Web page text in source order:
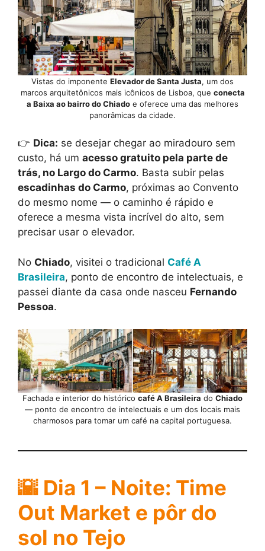
Vistas do imponente Elevador de Santa Justa, um dos
marcos arquitetônicos mais icônicos de Lisboa, que conecta
a Baixa ao bairro do Chiado e oferece uma das melhores
panorâmicas da cidade.
👉 Dica: se desejar chegar ao miradouro sem
custo, há um acesso gratuito pela parte de
trás, no Largo do Carmo. Basta subir pelas
escadinhas do Carmo, próximas ao Convento
do mesmo nome — o caminho é rápido e
oferece a mesma vista incrível do alto, sem
precisar usar o elevador.
No Chiado, visitei o tradicional Café A
Brasileira, ponto de encontro de intelectuais, e
passei diante da casa onde nasceu Fernando
Pessoa.
Fachada e interior do histórico café A Brasileira do Chiado
— ponto de encontro de intelectuais e um dos locais mais
charmosos para tomar um café na capital portuguesa.
🌇 Dia 1 – Noite: Time
Out Market e pôr do
sol no Tejo